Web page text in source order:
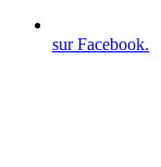
sur Facebook.